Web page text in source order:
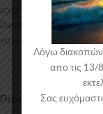
σχεδιαστεί με την
Dacia Sandero Mk1
να ασταρωθεί και στη
Περιεχόμενα
Λόγω διακοπών
απο τις 13/
Σας